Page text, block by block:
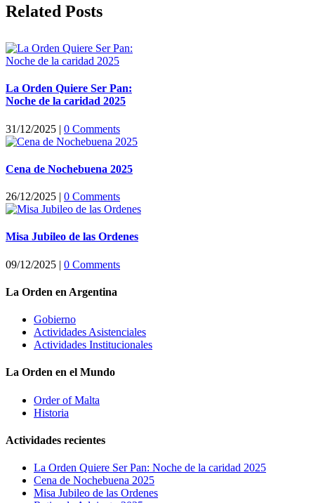
Facebook
X
LinkedIn
WhatsApp
Pinterest
Email
Related Posts
La Orden Quiere Ser Pan:
Noche de la caridad 2025
31/12/2025 | 0 Comments
Cena de Nochebuena 2025
26/12/2025 | 0 Comments
Misa Jubileo de las Ordenes
09/12/2025 | 0 Comments
La Orden en Argentina
Gobierno
Actividades Asistenciales
Actividades Institucionales
La Orden en el Mundo
Order of Malta
Historia
Actividades recientes
La Orden Quiere Ser Pan: Noche de la caridad 2025
Cena de Nochebuena 2025
Misa Jubileo de las Ordenes